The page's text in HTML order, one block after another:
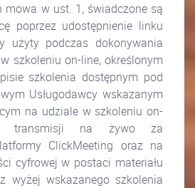
mowa w ust. 1, świadczone są
poprzez udostępnienie linku
użyty podczas dokonywania
szkoleniu on-line, określonym
szkolenia dostępnym pod
Usługodawcy wskazanym
na udziale w szkoleniu on-
transmisji na żywo za
ClickMeeting oraz na
cyfrowej w postaci materiału
wyżej wskazanego szkolenia